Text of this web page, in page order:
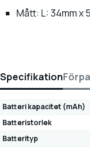
Mått: L: 34mm x
Specifikation
Batteri kapacitet (mAh)
Batteristorlek
Batterityp